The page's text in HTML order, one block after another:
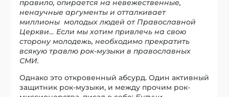
правило, опирается на невежественные,
ненаучные аргументы и отталкивает
миллионы молодых людей от Православной
Церкви… Если мы хотим привлечь на свою
сторону молодежь, необходимо прекратить
всякую травлю рок-музыки в православных
СМИ.
Однако это откровенный абсурд. Один активный
защитник рок-музыки, и между прочим рок-